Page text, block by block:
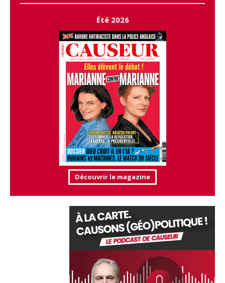
Été 2026
Découvrir le magazine